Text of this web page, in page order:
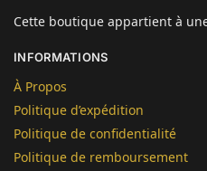
Cette boutique appartient à
INFORMATIONS
À Propos
Politique d’expédition
Politique de confidentialité
Politique de remboursement